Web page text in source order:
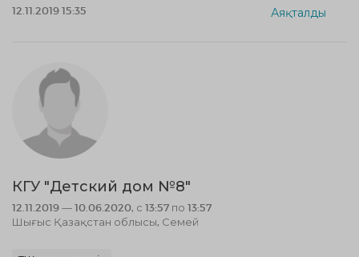
12.11.2019 15:35 Аяқталды
КГУ "Детский дом №8"
12.11.2019 — 10.06.2020, с 13:57 по 13:57
Шығыс Қазақстан облысы, Семей